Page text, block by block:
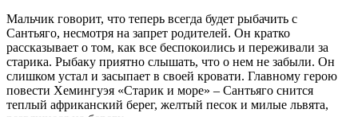
Мальчик говорит, что теперь всегда будет рыбачить с
Сантьяго, несмотря на запрет родителей. Он кратко
рассказывает о том, как все беспокоились и переживали за
старика. Рыбаку приятно слышать, что о нем не забыли. Он
слишком устал и засыпает в своей кровати. Главному герою
повести Хемингуэя «Старик и море» – Сантьяго снится
теплый африканский берег, желтый песок и милые львята,